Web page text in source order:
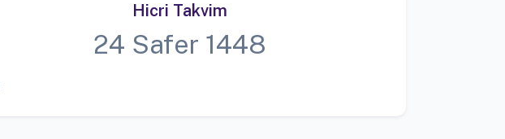
Hicri Takvim
24 Safer 1448